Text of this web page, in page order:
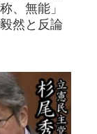
、無能」
然と反論